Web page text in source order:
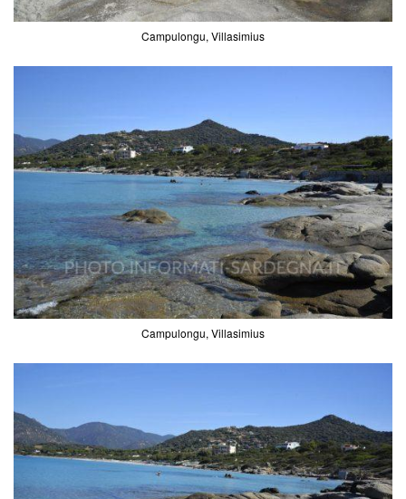
Campulongu, Villasimius
Campulongu, Villasimius